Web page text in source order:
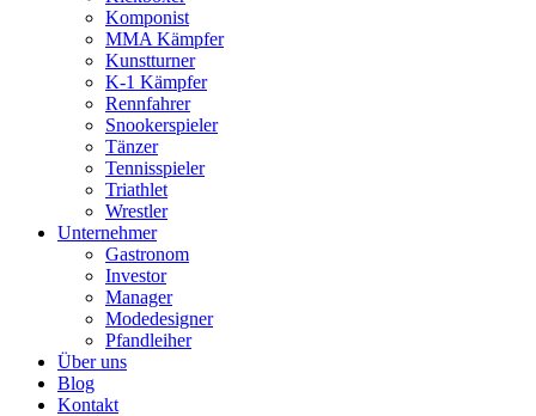
Komponist
MMA Kämpfer
Kunstturner
K-1 Kämpfer
Rennfahrer
Snookerspieler
Tänzer
Tennisspieler
Triathlet
Wrestler
Unternehmer
Gastronom
Investor
Manager
Modedesigner
Pfandleiher
Über uns
Blog
Kontakt